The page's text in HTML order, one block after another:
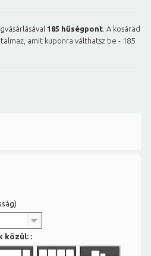
185 hűségpont . A kosárad
amit kuponra válthatsz be - 185
közül: :